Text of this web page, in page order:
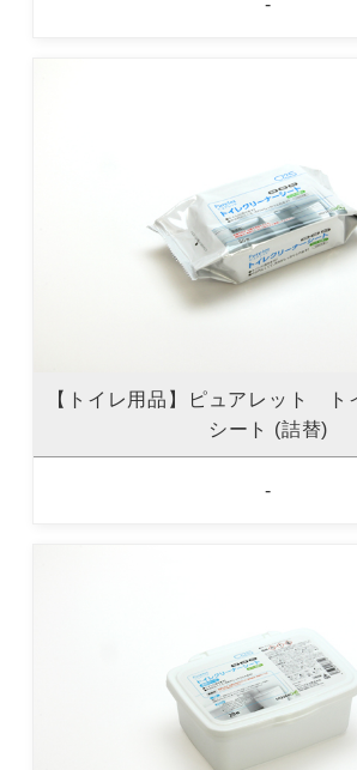
【トイレ用品】ピュアレット ト
シート (詰替)
-